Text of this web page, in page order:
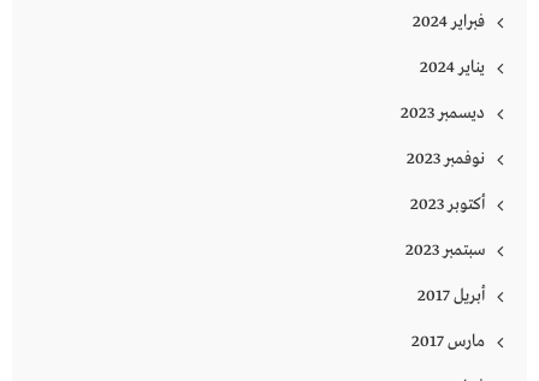
فبراير 2024
يناير 2024
ديسمبر 2023
نوفمبر 2023
أكتوبر 2023
سبتمبر 2023
أبريل 2017
مارس 2017